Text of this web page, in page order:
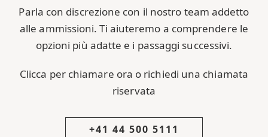
Parla con discrezione con il nostro team addetto
alle ammissioni. Ti aiuteremo a comprendere le
opzioni più adatte e i passaggi successivi.
Clicca per chiamare ora o richiedi una chiamata
riservata
+41 44 500 5111